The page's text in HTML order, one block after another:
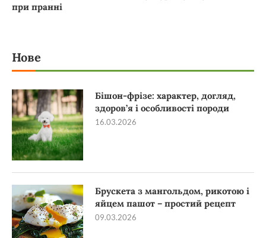
при пранні
Нове
Бішон-фрізе: характер, догляд,
здоров’я і особливості породи
16.03.2026
Брускета з мангольдом, рикотою і
яйцем пашот – простий рецепт
09.03.2026